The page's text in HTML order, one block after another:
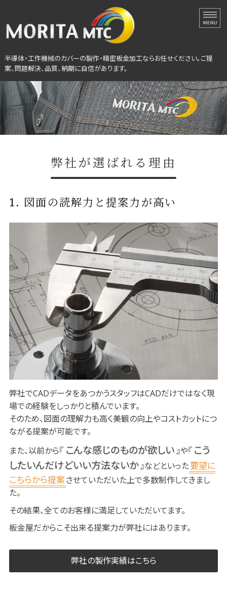
半導体・工作機械カバ
半導体・工作機械のカバーの製作・精密板金加工ならお任せください。ご提
案、問題解決、品質、納期に自信があります。
ホーム
選ばれる理由
設備紹介
弊社が選ばれる理由
1. 図面の読解力と提案力が高い
弊社でCADデータをあつかうスタッフはCADだけではなく現
場での経験をしっかりと積んでいます。
そのため、図面の理解力も高く美観の向上やコストカットにつ
ながる提案が可能です。
また、以前から『 こんな感じのものが欲しい』や『 こう
したいんだけどいい方法ないか』などといった要望に
こちらから提案させていただいた上で多数制作してきまし
た。
その結果、全てのお客様に満足していただいてます。
板金屋だからこそ出来る提案力が弊社にはあります。
弊社の製作実績はこちら